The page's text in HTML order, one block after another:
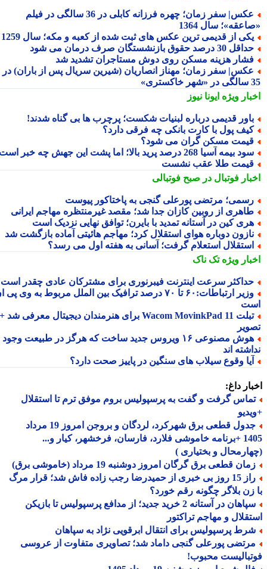
عکس| سفر زمان؛ چهره فرزانه کابلی در 36 سالگی در فیلم
سال 1364
از قدیمی ترین عکس های ثبت شده از کعبه و مکه؛ سال 1259
30 درصد حقوق بازنشستگان صرف درمان می شود
هزینه مسکن روی دوش مستاجران تشدید شد
سفر زمان؛ مهناز انصاریان (شیرین سریال پس از باران) در
ویژهایونا نیوز
قدیمی درباره لبنیات شکست؛ پرچرب ها بی گناه شدند!
پول با کارت بانکی چه فرقی دارد؟
مسکن گران می شود؟
بیمه آسیا 268 درصد پرید بالا؛ اما پشت این جهش چه خبر است؟
طلا عقب نشست
فوتبال در صبح فوتبالی
مرتضی پورعلی گنجی به پاختاکور پیوست
از روبین کازان جدا شد؛ مقصد غیرمنتظره مهاجم ایرانی
کین در آستانه تمدید با بایرن؛ توافق نهایی نزدیک است
دوباره هوای استقلال کرد؛ مهاجم هائیتی آماده بازگشت شد
استعلام گرفت؛ آسانی به هفته اول می رسد؟
ویژهتک ناک
سرعت اینترنت فیبرنوری برای مشترکان عادی چقدر است؟
وزیر ارتباطات:۶۰ تا ۷۰ درصد ترافیک بین الملل مربوط به وی پی ان
تبلت Wacom MovinkPad 11 برای هنرمندان دیجیتال معرفی شد +
هوش مصنوعی ۱۶ ویروس جدید ساخت که هرگز در طبیعت وجود
اند
وقوع سیلاب های سنگین در پاییز صحت دارد؟
داغ:
گرفت و گفت به پرسپولیس بروم موفق ترم تا استقلال
جدول قطعی برق شهرکرد، لردگان و بروجن امروز 19 مرداد
1405 +برنامه خاموشی فلارد، فارسان، فرخشهر، کیار و...
و بختیاری )
قطعی برق گرگان امروز دوشنبه 19 مرداد (خاموشی برق)
راز 15 روز بی خبری از حمیدرضا رجب زاده فاش شد؛ قرار مرگ
زن بلاگر چگونه رقم خورد؟
سپاهان در آستانه 2 خرید جدید؛ از مدافع پرسپولیس تا بازیکن
و مهاجم تراکتور
پرسپولیس برای انتقال ابرقویی نژاد به سپاهان
پورعلی گنجی داماد شد؛ تصاویری متفاوت از عروسی
محبوب!